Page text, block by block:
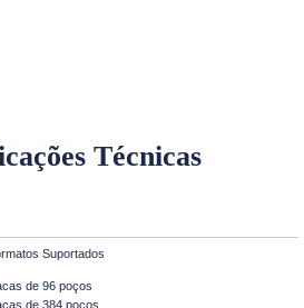
Técnicas
Suportados
de 96 poços
de 384 poços